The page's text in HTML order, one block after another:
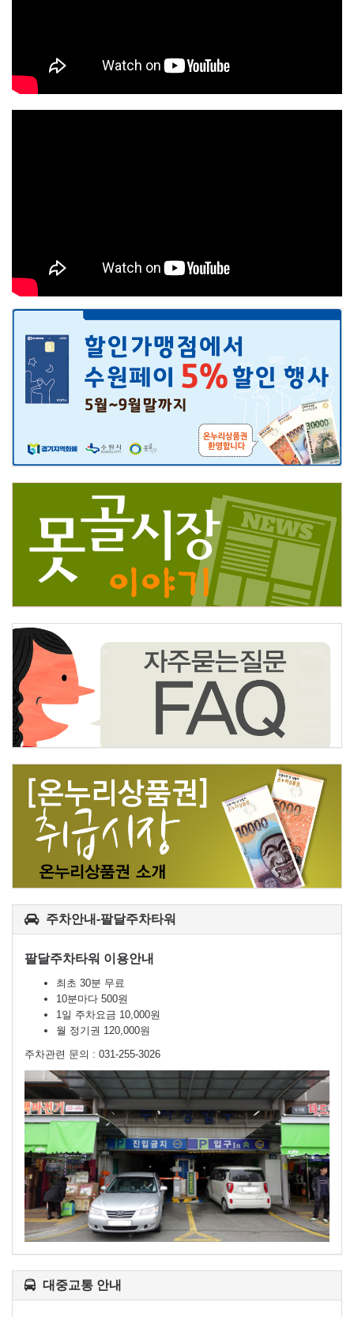
주차안내-팔달주차타워
팔달주차타워 이용안내
최초 30분 무료
10분마다 500원
1일 주차요금 10,000원
월 정기권 120,000원
주차관련 문의 : 031-255-3026
대중교통 안내